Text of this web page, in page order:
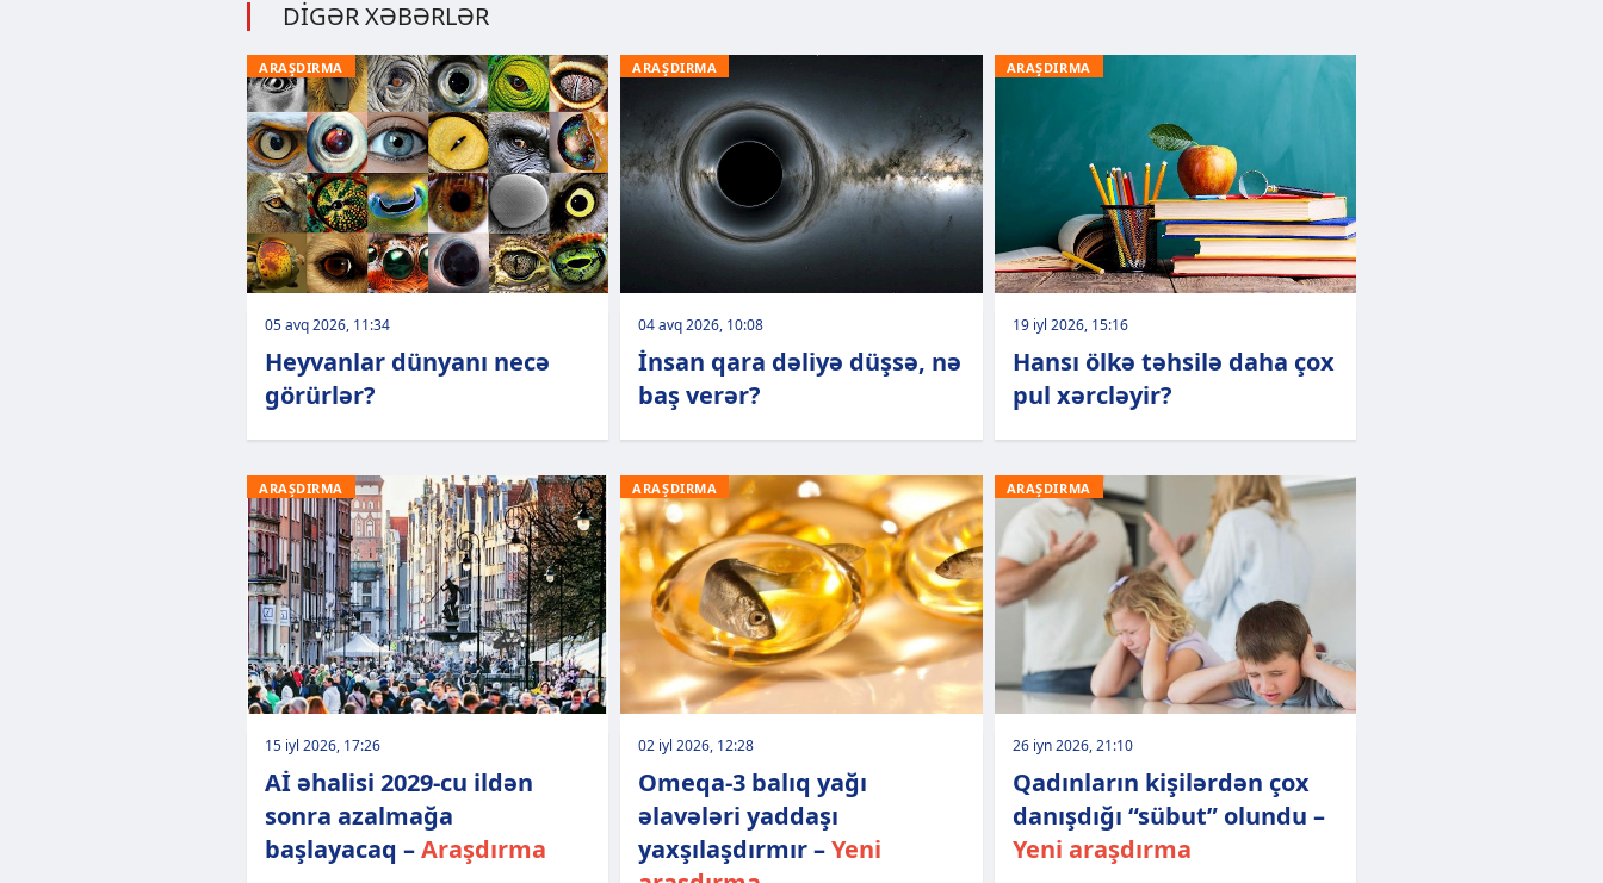
DİGƏR XƏBƏRLƏR
ARAŞDIRMA
05 avq 2026, 11:34
Heyvanlar dünyanı necə
görürlər?
ARAŞDIRMA
04 avq 2026, 10:08
İnsan qara dəliyə düşsə, nə
baş verər?
ARAŞDIRMA
19 iyl 2026, 15:16
Hansı ölkə təhsilə daha çox
pul xərcləyir?
ARAŞDIRMA
15 iyl 2026, 17:26
Aİ əhalisi 2029-cu ildən
sonra azalmağa
başlayacaq –Araşdırma
ARAŞDIRMA
02 iyl 2026, 12:28
Omeqa-3 balıq yağı
əlavələri yaddaşı
yaxşılaşdırmır –Yeni
ARAŞDIRMA
26 iyn 2026, 21:10
Qadınların kişilərdən çox
danışdığı “sübut” olundu –
Yeni araşdırma